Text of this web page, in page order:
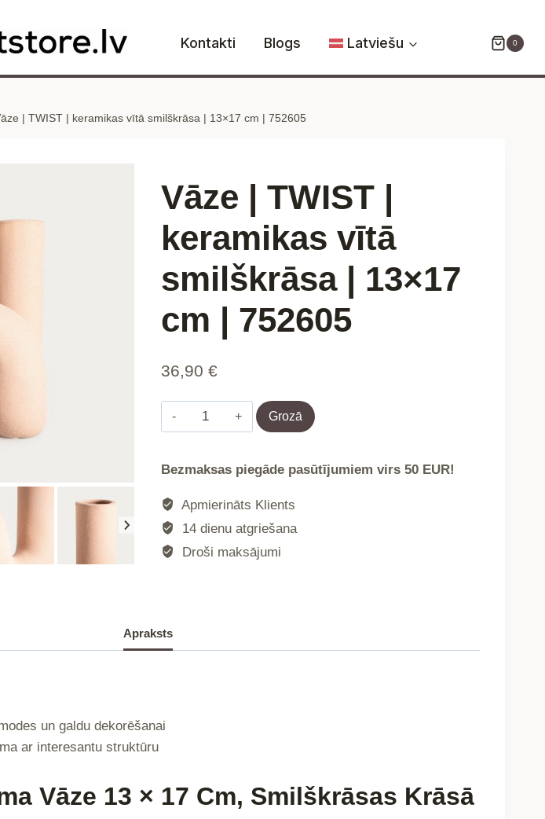
Kontakti Blogs Latviešu 0
| TWIST | keramikas vītā smilškrāsa | 13×17 cm | 752605
Vāze | TWIST |
keramikas vītā
smilškrāsa | 13×17
cm | 752605
36,90€
Vāze
|
|
keramikas
vītā
smilškrāsa
|
Grozā
Bezmaksas piegāde pasūtījumiem virs 50 EUR!
Apmierināts Klients
14 dienu atgriešana
Droši maksājumi
Apraksts
un galdu dekorēšanai
ar interesantu struktūru
Vāze 13 × 17 Cm, Smilškrāsas Krāsā
keramikas
vītā
|
|
752605